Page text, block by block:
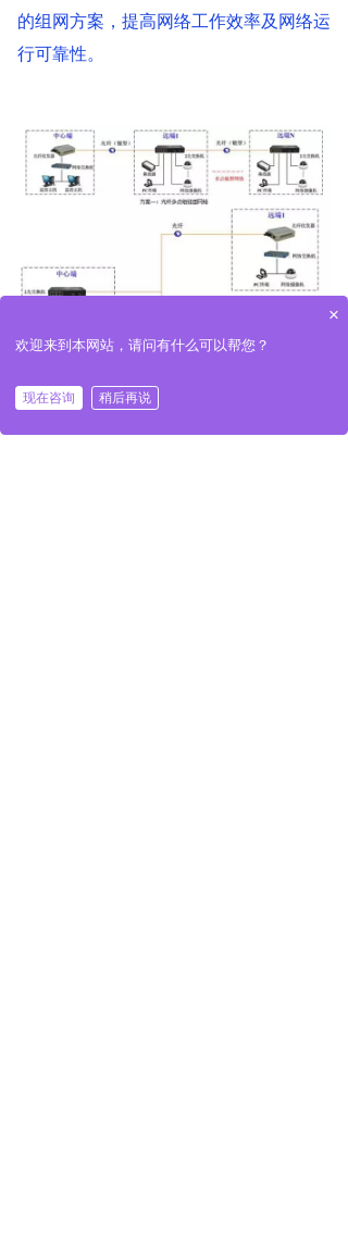
的组网方案，提高网络工作效率及网络运
行可靠性。
×
欢迎来到本网站，请问有什么可以帮您？
现在咨询 稍后再说